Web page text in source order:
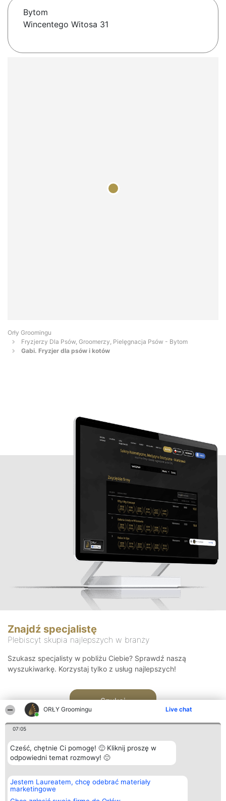
ORŁY Groomingu Live chat
07:05
Cześć, chętnie Ci pomogę! 🙂 Kliknij proszę w
odpowiedni temat rozmowy! 🙂
Jestem Laureatem, chcę odebrać materiały
marketingowe
Bytom
Wincentego Witosa 31
Orły Groomingu
Fryzjerzy Dla Psów, Groomerzy, Pielęgnacja Psów - Bytom
Gabi. Fryzjer dla psów i kotów
Znajdź specjalistę
Plebiscyt skupia najlepszych w branży
Szukasz specjalisty w pobliżu Ciebie? Sprawdź naszą
wyszukiwarkę. Korzystaj tylko z usług najlepszych!
Szukaj
Organizator plebiscytu
Bright Side Solutions sp. z o.
o. sp. k.
ul. Ruska 22
Plebiscyt
Laureaci
wszystkich
Kontakt
Kontakt